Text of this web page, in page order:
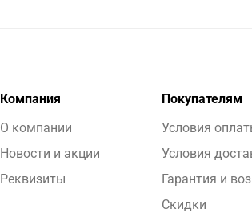
Компания
О компании
Новости и акции
Реквизиты
Покупателям
Условия
Условия
Гарантия и
Скидки